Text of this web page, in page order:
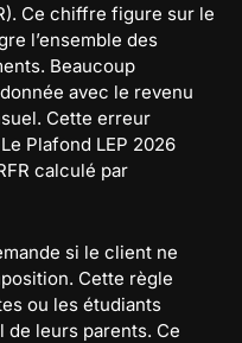
Ce chiffre figure sur le
l’ensemble des
Beaucoup
avec le revenu
Cette erreur
Plafond LEP 2026
calculé par
si le client ne
Cette règle
ou les étudiants
leurs parents. Ce